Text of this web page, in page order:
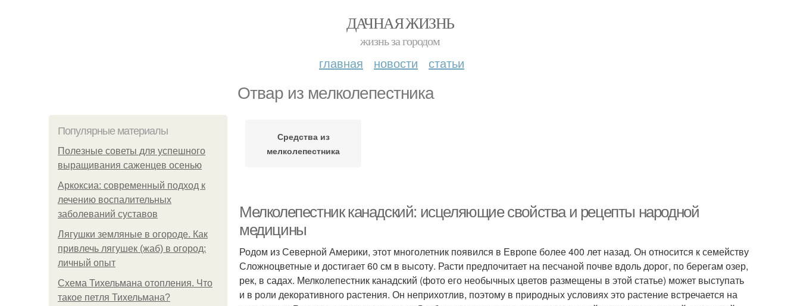
ДАЧНАЯ ЖИЗНЬ
жизнь за городом
главная новости статьи
Отвар из мелколепестника
Популярные материалы
Полезные советы для успешного
выращивания саженцев осенью
Аркоксиа: современный подход к
лечению воспалительных
заболеваний суставов
Лягушки земляные в огороде. Как
привлечь лягушек (жаб) в огород:
личный опыт
Схема Тихельмана отопления. Что
такое петля Тихельмана?
Средства из
мелколепестника
Мелколепестник канадский: исцеляющие свойства и рецепты народной
медицины
Родом из Северной Америки, этот многолетник появился в Европе более 400 лет назад. Он относится к семейству
Сложноцветные и достигает 60 см в высоту. Расти предпочитает на песчаной почве вдоль дорог, по берегам озер,
рек, в садах. Мелколепестник канадский (фото его необычных цветов размещены в этой статье) может выступать
и в роли декоративного растения. Он неприхотлив, поэтому в природных условиях это растение встречается на